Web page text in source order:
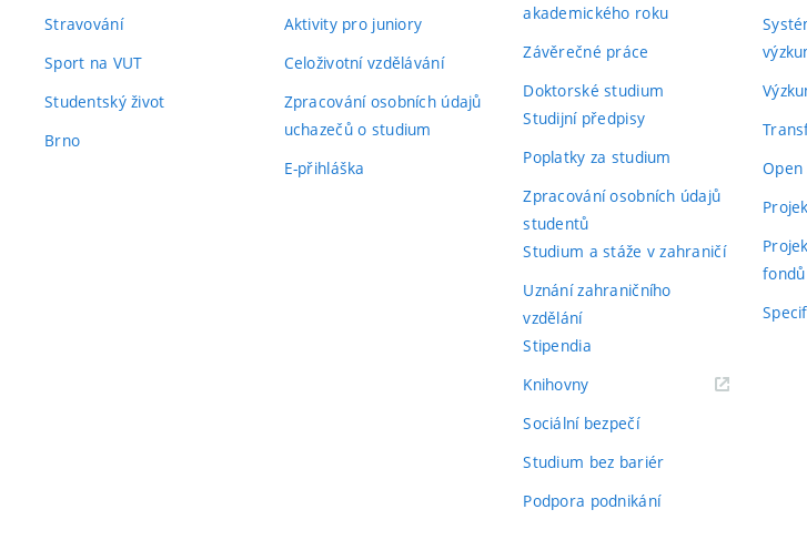
Stravování
Sport na VUT
Studentský život
Brno
Aktivity pro juniory
Celoživotní vzdělávání
Zpracování osobních údajů
uchazečů o studium
E-přihláška
akademického roku
Závěrečné práce
Doktorské studium
Studijní předpisy
Poplatky za studium
Zpracování osobních údajů
studentů
Studium a stáže v zahraničí
Uznání zahraničního
vzdělání
Stipendia
Knihovny(externí
Sociální bezpečí
Studium bez bariér
Podpora podnikání
Open
fondů